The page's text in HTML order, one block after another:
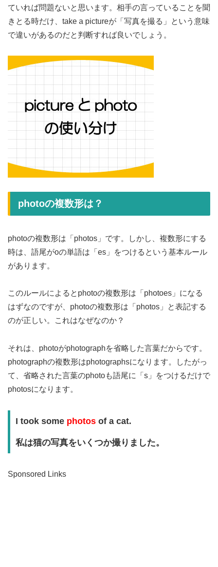
ていれば問題ないと思います。相手の言っていることを聞
きとる時だけ、take a pictureが「写真を撮る」という意味
で違いがあるのだと判断すれば良いでしょう。
photoの複数形は？
photoの複数形は「photos」です。しかし、複数形にする
時は、語尾がoの単語は「es」をつけるという基本ルール
があります。
このルールによるとphotoの複数形は「photoes」になる
はずなのですが、photoの複数形は「photos」と表記する
のが正しい。これはなぜなのか？
それは、photoがphotographを省略した言葉だからです。
photographの複数形はphotographsになります。したがっ
て、省略された言葉のphotoも語尾に「s」をつけるだけで
photosになります。
I took some photosof a cat.
私は猫の写真をいくつか撮りました。
Sponsored Links